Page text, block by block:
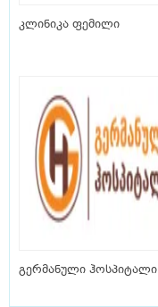
კლინიკა ფემილი
გერმანული ჰოსპიტალი